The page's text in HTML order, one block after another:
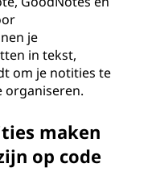
je
in tekst,
om je notities te
organiseren.
maken
op code